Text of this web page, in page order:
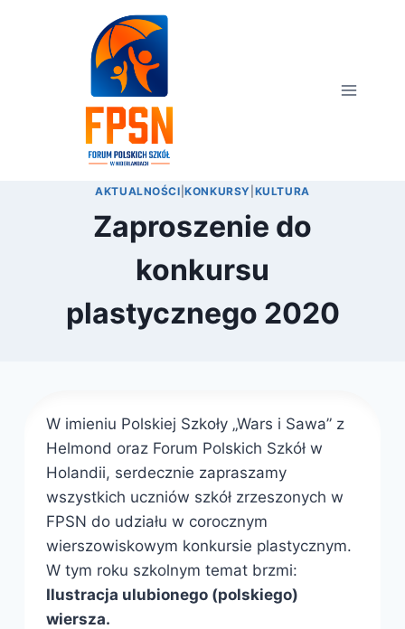
AKTUALNOŚCI |KONKURSY KULTURA
Zaproszenie do
konkursu
plastycznego 2020
W imieniu Polskiej Szkoły „Wars i Sawa” z
Helmond oraz Forum Polskich Szkół w
Holandii, serdecznie zapraszamy
wszystkich uczniów szkół zrzeszonych w
FPSN do udziału w corocznym
wierszowiskowym konkursie plastycznym.
W tym roku szkolnym temat brzmi:
Ilustracja ulubionego (polskiego)
wiersza.